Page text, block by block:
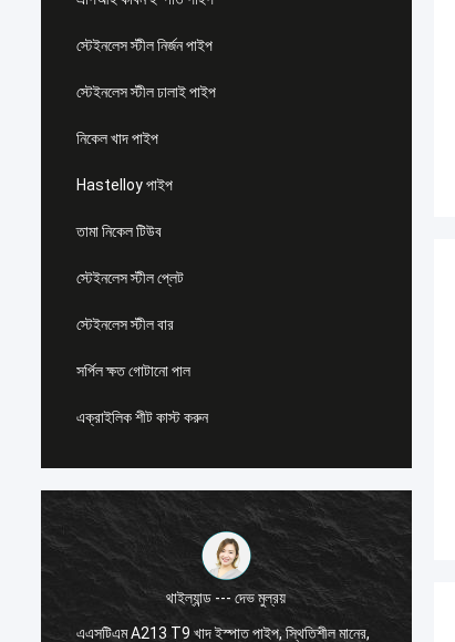
স্টেইনলেস স্টীল নির্জন পাইপ
স্টেইনলেস স্টীল ঢালাই পাইপ
নিকেল খাদ পাইপ
Hastelloy পাইপ
তামা নিকেল টিউব
স্টেইনলেস স্টীল প্লেট
স্টেইনলেস স্টীল বার
সর্পিল ক্ষত গোটানো পাল
এক্রাইলিক শীট কাস্ট করুন
থাইল্যান্ড --- দেভ মুল্রয়
এএসটিএম A213 T9 খাদ ইস্পাত পাইপ, স্থিতিশীল মানের,